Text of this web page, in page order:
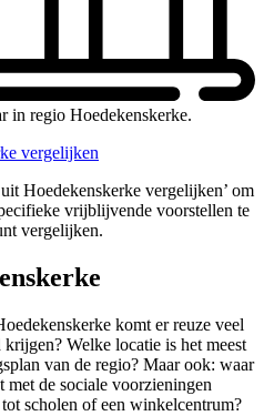
in regio Hoedekenskerke.
vergelijken
Hoedekenskerke vergelijken’ om
vrijblijvende voorstellen te
vergelijken.
komt er reuze veel
Welke locatie is het meest
van de regio? Maar ook: waar
de sociale voorzieningen
scholen of een winkelcentrum?